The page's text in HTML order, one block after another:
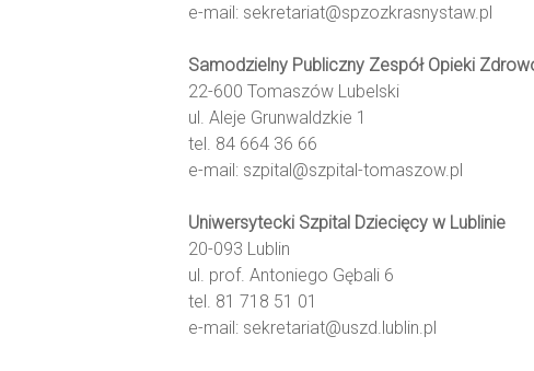
e-mail: sekretariat@spzozkrasnystaw.pl
Samodzielny Publiczny Zespół Opieki
22-600 Tomaszów Lubelski
ul. Aleje Grunwaldzkie 1
tel. 84 664 36 66
e-mail: szpital@szpital-tomaszow.pl
Uniwersytecki Szpital Dziecięcy w Lublinie
20-093 Lublin
ul. prof. Antoniego Gębali 6
tel. 81 718 51 01
e-mail: sekretariat@uszd.lublin.pl